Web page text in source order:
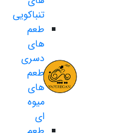
تنباکویی
طعم
های
دسری
طعم
های
میوه
ای